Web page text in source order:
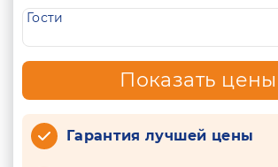
Гости
Показать цены
Гарантия лучшей цены